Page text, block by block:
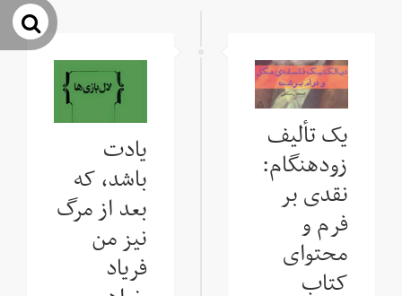
یادت
باشد، که
بعد از مرگ
نیز من
فریاد
یک تألیف
زودهنگام:
نقدی بر
فرم و
محتوای
کتاب